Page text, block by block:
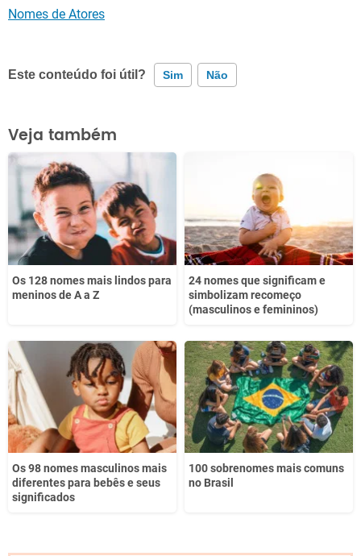
Nomes de Atores
Este conteúdo foi útil? Sim Não
Este conteúdo contém informação incorreta
Este conteúdo não tem a informação que procuro
Outro
Veja também
Os 128 nomes mais lindos para
meninos de A a Z
24 nomes que significam e
simbolizam recomeço
(masculinos e femininos)
Os 98 nomes masculinos mais
diferentes para bebês e seus
significados
100 sobrenomes mais comuns
no Brasil